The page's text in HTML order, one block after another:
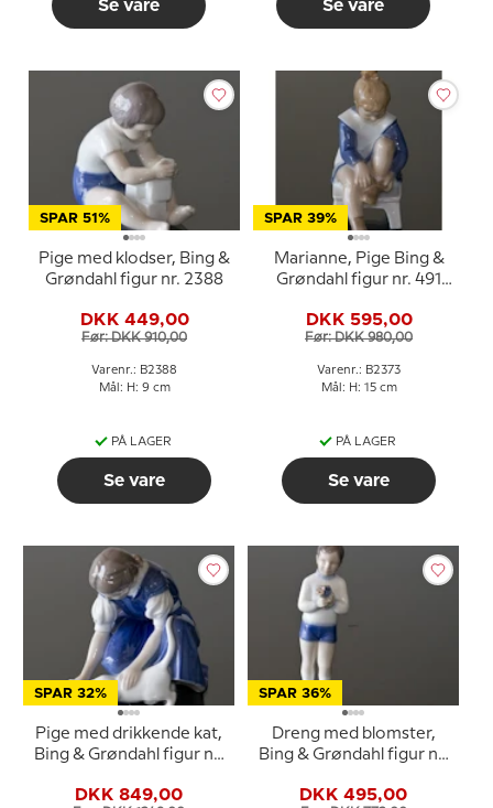
Se vare Se vare
SPAR 51%
Pige med klodser, Bing &
Grøndahl figur nr. 2388
DKK 449,00
Før: DKK 910,00
Varenr.: B2388
Mål: H: 9 cm
PÅ LAGER
Se vare
SPAR 39%
Marianne, Pige Bing &
Grøndahl figur nr. 491
DKK 595,00
Før: DKK 980,00
Varenr.: B2373
Mål: H: 15 cm
PÅ LAGER
Se vare
SPAR 32%
Pige med drikkende kat,
Bing & Grøndahl figur nr.
DKK 849,00
SPAR 36%
Dreng med blomster,
Bing & Grøndahl figur nr.
DKK 495,00